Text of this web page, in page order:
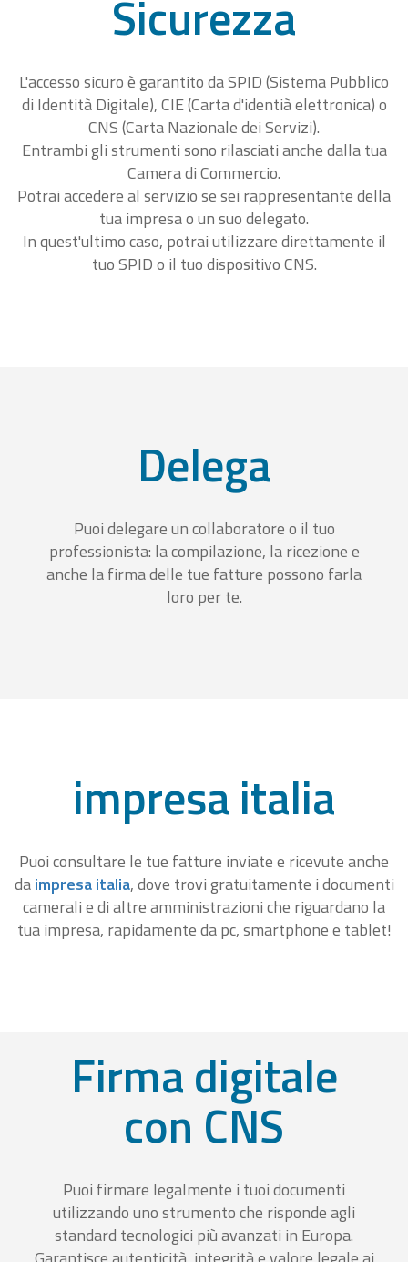
Sicurezza
L'accesso sicuro è garantito da SPID (Sistema Pubblico
di Identità Digitale), CIE (Carta d'identià elettronica) o
CNS (Carta Nazionale dei Servizi).
Entrambi gli strumenti sono rilasciati anche dalla tua
Camera di Commercio.
Potrai accedere al servizio se sei rappresentante della
tua impresa o un suo delegato.
In quest'ultimo caso, potrai utilizzare direttamente il
tuo SPID o il tuo dispositivo CNS.
Delega
Puoi delegare un collaboratore o il tuo
professionista: la compilazione, la ricezione e
anche la firma delle tue fatture possono farla
loro per te.
impresa italia
Puoi consultare le tue fatture inviate e ricevute anche
daimpresa italia, dove trovi gratuitamente i documenti
camerali e di altre amministrazioni che riguardano la
tua impresa, rapidamente da pc, smartphone e tablet!
Firma digitale
con CNS
Puoi firmare legalmente i tuoi documenti
utilizzando uno strumento che risponde agli
standard tecnologici più avanzati in Europa.